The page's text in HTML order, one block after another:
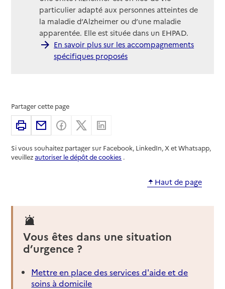
particulier adapté aux personnes atteintes de
la maladie d’Alzheimer ou d’une maladie
apparentée. Elle est située dans un EHPAD.
En savoir plus sur les accompagnements
spécifiques proposés
Partager cette page
ImprimerPartager par email
Partager sur Facebook
Partager sur X
Si vous souhaitez partager sur Facebook, LinkedIn, X et Whatsapp,
veuillezautoriser le dépôt de cookies .
Haut de page
Vous êtes dans une situation
d’urgence ?
Mettre en place des services d'aide et de
soins à domicile